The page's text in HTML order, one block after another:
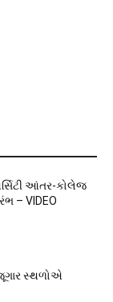
આંતર-કોલેજ
– VIDEO
સ્થળોએ